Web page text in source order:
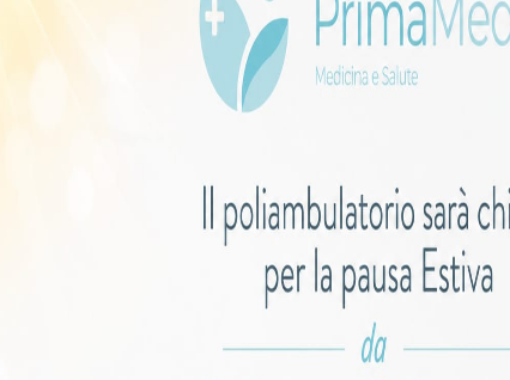
Oppure scrivici
I costi dei nostri servizi per i prelievi del sangue e
scelta accessibile per tutti. In un periodo in cui
risultati in tempi rapidi, soprattutto se si tratta
refertazioni tempestive per darti la tranquillità
risultati attendibili nel minor tempo possibile.
i prelievi del sangue possono essere
la prenotazione, sebbene non sia obbligatoria, per